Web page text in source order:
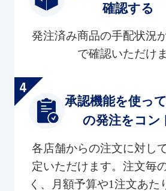
確認する
発注済み商品の手配状況
で確認いただけま
承認機能を使っ
の発注をコン
各店舗からの注文に対し
定いただけます。注文毎
く、月額予算や1注文あた